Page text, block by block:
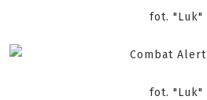
fot. "Luk"
fot. "Luk"